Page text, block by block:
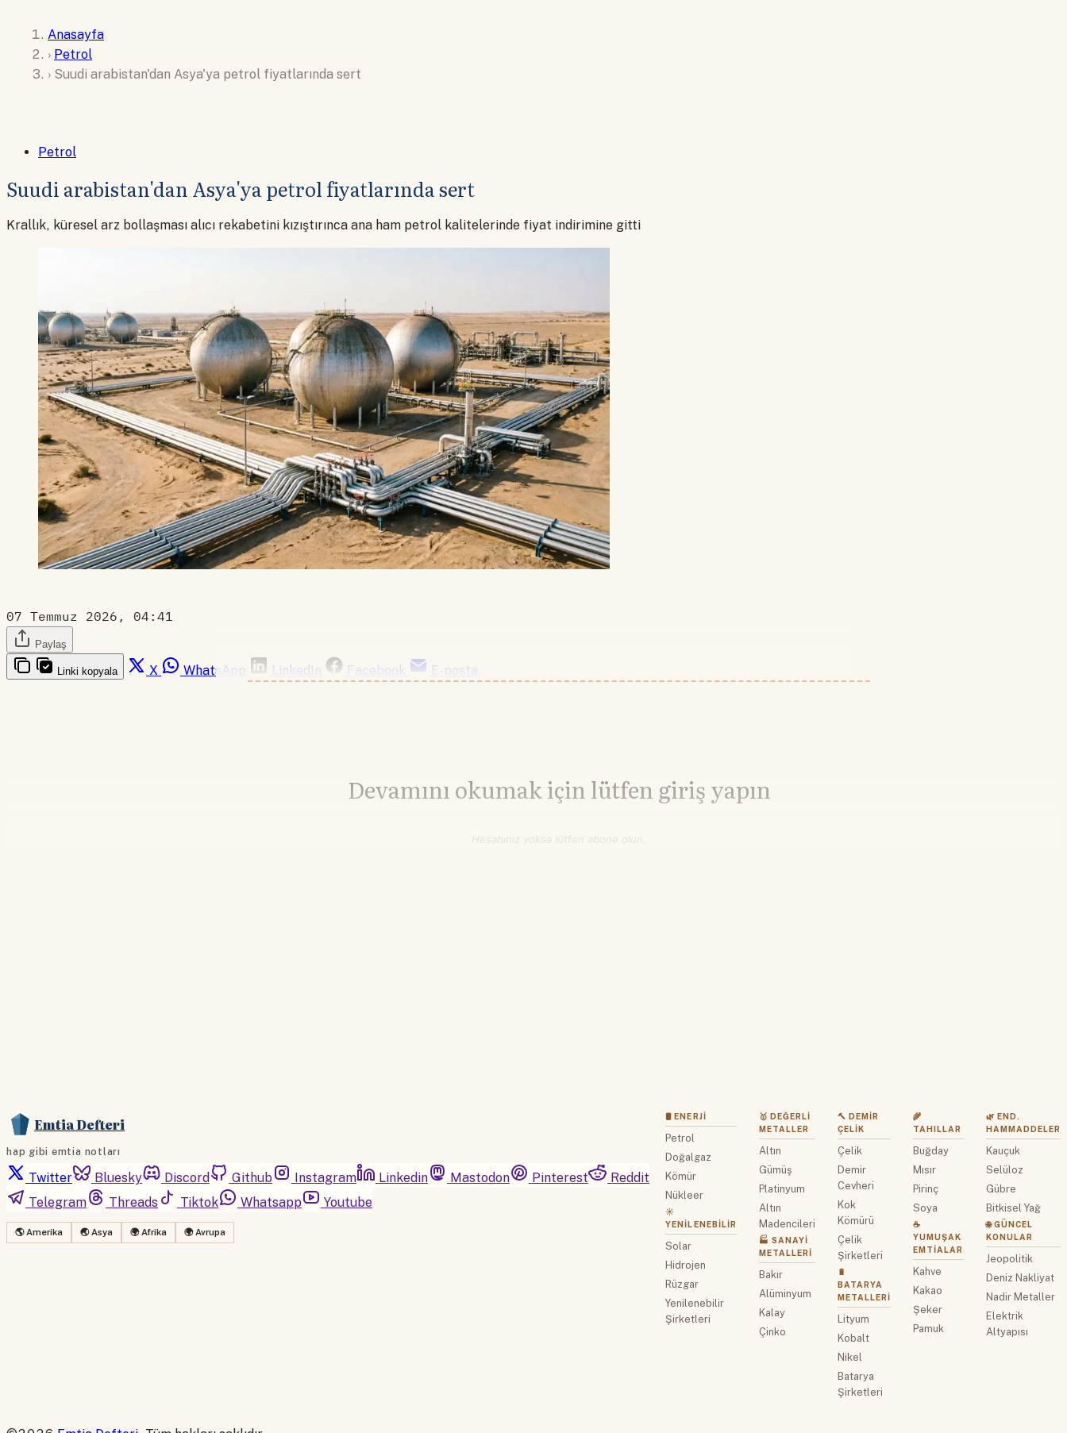
Anasayfa
› Petrol
› Suudi arabistan'dan Asya'ya petrol fiyatlarında sert
Petrol
Suudi arabistan'dan Asya'ya petrol fiyatlarında sert
Krallık, küresel arz bollaşması alıcı rekabetini kızıştırınca ana ham petrol kalitelerinde fiyat indirimine gitti
07 Temmuz 2026, 04:41
Paylaş
Linki kopyala X WhatsApp LinkedIn Facebook E-posta
Devamını okumak için lütfen giriş yapın
Hesabınız yoksa lütfen abone olun.
Emtia Defteri
hap gibi emtia notları
Twitter Bluesky Discord Github Instagram Linkedin Mastodon Pinterest
Reddit
Telegram
Threads Tiktok Whatsapp Youtube
🌎 Amerika 🌏 Asya 🌍 Afrika 🌍 Avrupa
🛢 ENERJI
Petrol
Doğalgaz
Kömür
Nükleer
☀️
YENILENEBILIR
Solar
Hidrojen
Rüzgar
Yenilenebilir
Şirketleri
🥇 DEĞERLI
METALLER
Altın
Gümüş
Platinyum
Altın
Madencileri
🏭 SANAYI
METALLERI
Bakır
Alüminyum
Kalay
Çinko
🔨 DEMIR
ÇELIK
Çelik
Demir
Cevheri
Kok
Kömürü
Çelik
Şirketleri
🔋
BATARYA
METALLERI
Lityum
Kobalt
Nikel
Batarya
Şirketleri
🌾
TAHILLAR
Buğday
Mısır
Pirinç
Soya
☕
YUMUŞAK
EMTIALAR
Kahve
Kakao
Şeker
Pamuk
🌿 END.
HAMMADDELER
Kauçuk
Selüloz
Gübre
Bitkisel Yağ
🌐 GÜNCEL
KONULAR
Jeopolitik
Deniz Nakliyat
Nadir Metaller
Elektrik
Altyapısı